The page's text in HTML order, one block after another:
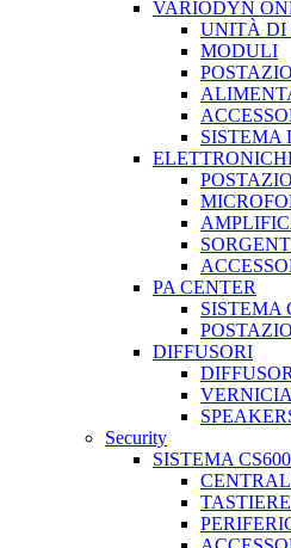
VARIODYN
UNITÀ DI
MODULI
SISTEMA
PA CENTER
SISTEMA
DIFFUSORI
Security
SISTEMA CS600